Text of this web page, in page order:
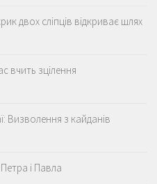
двох сліпців відкриває шлях
вчить зцілення
Визволення з кайданів
і Павла